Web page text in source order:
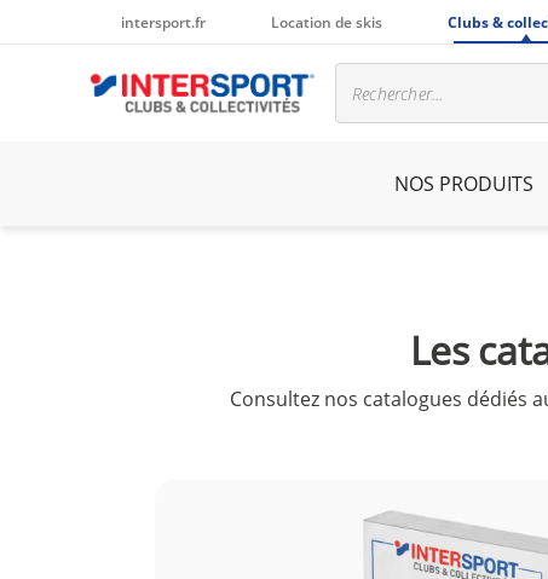
intersport.fr Location de skis Clubs &
NOS PRODUITS
Les
Consultez nos catalogues dédiés